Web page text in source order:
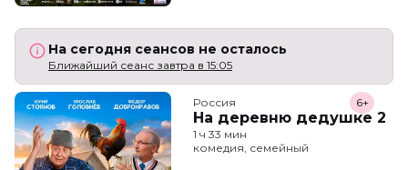
На сегодня сеансов не осталось
Ближайший сеанс завтра в 15:05
Россия
На деревню дедушке 2
6+
1 ч 33 мин
комедия, семейный